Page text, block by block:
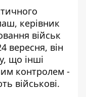
керівник
військ
вересня, він
що інші
контролем -
військові.